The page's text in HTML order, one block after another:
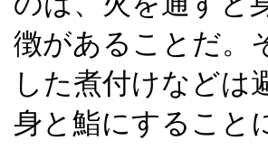
徴があることだ。
した煮付けなどは
身と鮨にすること